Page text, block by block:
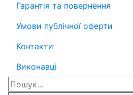
Гарантія та повернення
Умови публічної оферти
Контакти
Виконавці